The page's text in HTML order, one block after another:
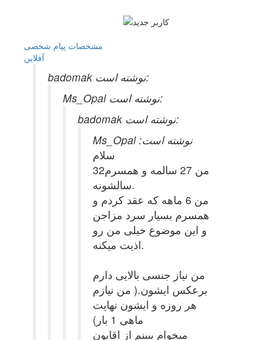
مشخصات پیام شخصی
آفلاين
badomak نوشته است:
Ms_Opal نوشته است:
badomak نوشته است:
Ms_Opal نوشته است:
سلام
من 27 سالمه و همسرم32
سالشونه.
من 6 ماهه که عقد کردم و
همسرم بسیار سرد مزاجن
و این موضوع خیلی من رو
اذیت میکنه.
من نیاز جنسی بالایی دارم
برعکس ایشون.( من نیازم
هر روزه و ایشون نهایت
ماهی 1 بار)
میخوام ببینم از اقایون